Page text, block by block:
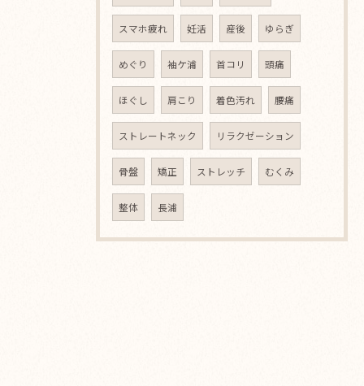
スマホ疲れ 妊活 産後 ゆらぎ
めぐり 袖ケ浦 首コリ 頭痛
ほぐし 肩こり 着色汚れ 腰痛
ストレートネック リラクゼーション
骨盤 矯正 ストレッチ むくみ
整体 長浦